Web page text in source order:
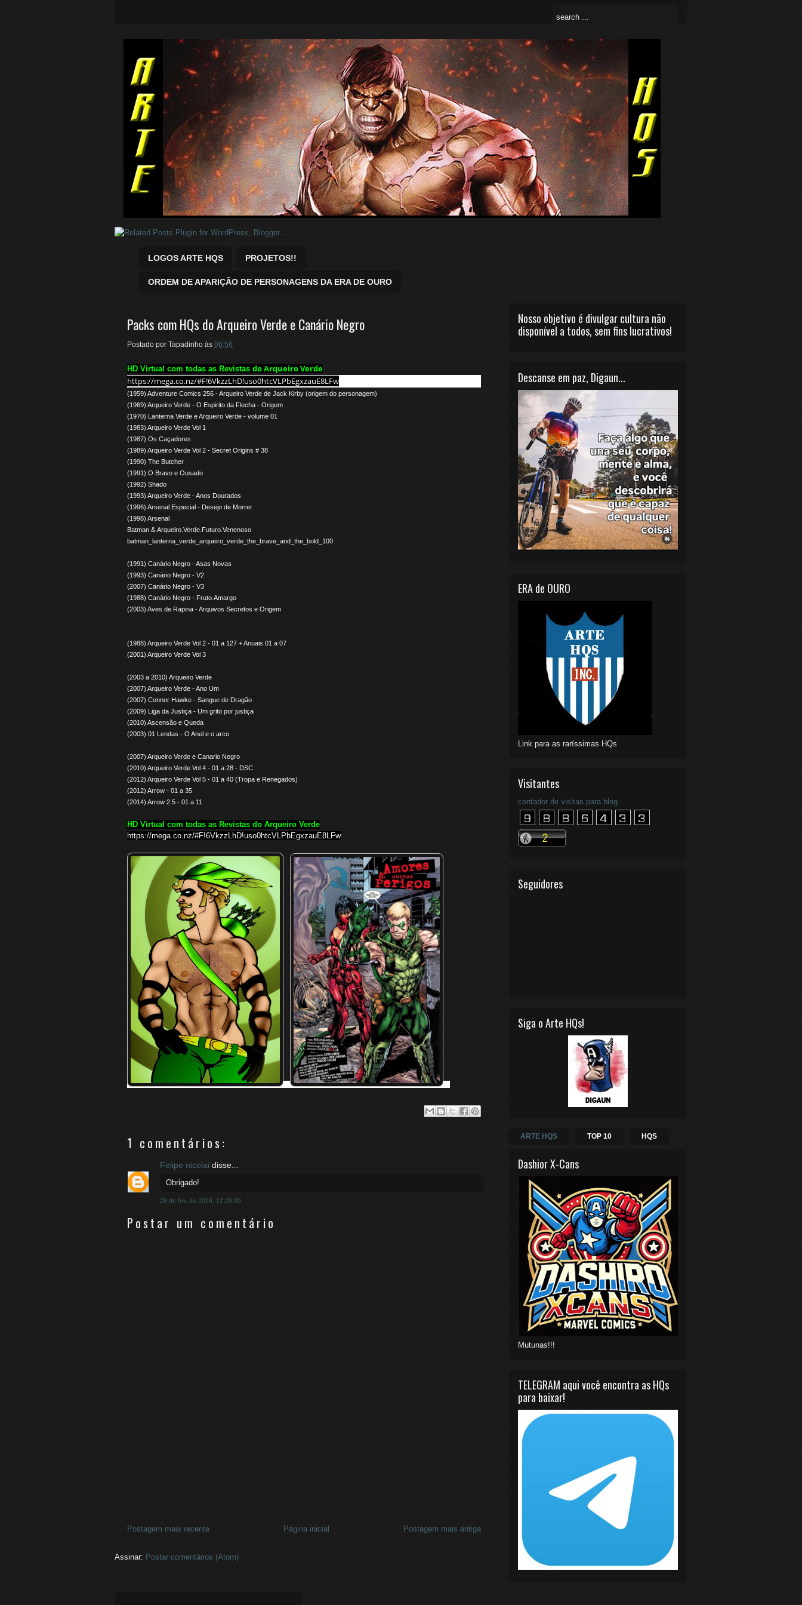
Quadrinhos Marvel e DC para baixar.
LOGOS ARTE HQS PROJETOS!!
ORDEM DE APARIÇÃO DE PERSONAGENS DA ERA DE OURO
Packs com HQs do Arqueiro Verde e Canário Negro
Postado por Tapadinho às 06:56
HD Virtual com todas as Revistas do Arqueiro Verde
https://mega.co.nz/#F!6VkzzLhD!uso0htcVLPbEgxzauE8LFw
(1959) Adventure Comics 256 - Arqueiro Verde de Jack Kirby (origem do personagem)
(1969) Arqueiro Verde - O Espirito da Flecha - Origem
(1970) Lanterna Verde e Arqueiro Verde - volume 01
(1983) Arqueiro Verde Vol 1
(1987) Os Caçadores
(1989) Arqueiro Verde Vol 2 - Secret Origins # 38
(1990) The Butcher
(1991) O Bravo e Ousado
(1992) Shado
(1993) Arqueiro Verde - Anos Dourados
(1996) Arsenal Especial - Desejo de Morrer
(1998) Arsenal
Batman.&.Arqueiro.Verde.Futuro.Venenoso
batman_lanterna_verde_arqueiro_verde_the_brave_and_the_bold_100
(1991) Canário Negro - Asas Novas
(1993) Canário Negro - V2
(2007) Canário Negro - V3
(1988) Canário Negro - Fruto.Amargo
(2003) Aves de Rapina - Arquivos Secretos e Origem
(1988) Arqueiro Verde Vol 2 - 01 a 127 + Anuais 01 a 07
(2001) Arqueiro Verde Vol 3
(2003 a 2010) Arqueiro Verde
(2007) Arqueiro Verde - Ano Um
(2007) Connor Hawke - Sangue de Dragão
(2009) Liga da Justiça - Um grito por justiça
(2010) Ascensão e Queda
(2003) 01 Lendas - O Anel e o arco
(2007) Arqueiro Verde e Canario Negro
(2010) Arqueiro Verde Vol 4 - 01 a 28 - DSC
(2012) Arqueiro Verde Vol 5 - 01 a 40 (Tropa e Renegados)
(2012) Arrow - 01 a 35
(2014) Arrow 2.5 - 01 a 11
HD Virtual com todas as Revistas do Arqueiro Verde
https://mega.co.nz/#F!6VkzzLhD!uso0htcVLPbEgxzauE8LFw
1 comentários:
Felipe nicolai disse...
Obrigado!
28 de fev. de 2016, 12:26:00
Postar um comentário
Postagem mais recente Postagem mais antiga
Página inicial
Assinar: Postar comentários (Atom)
Nosso objetivo é divulgar cultura não
disponível a todos, sem fins lucrativos!
Descanse em paz, Digaun...
ERA de OURO
Link para as raríssimas HQs
Visitantes
contador de visitas para blog
Seguidores
Siga o Arte HQs!
ARTE HQS TOP 10 HQS
Dashior X-Cans
Mutunas!!!
TELEGRAM aqui você encontra as HQs
para baixar!